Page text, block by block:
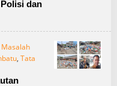
dan
Masalah
, Tata